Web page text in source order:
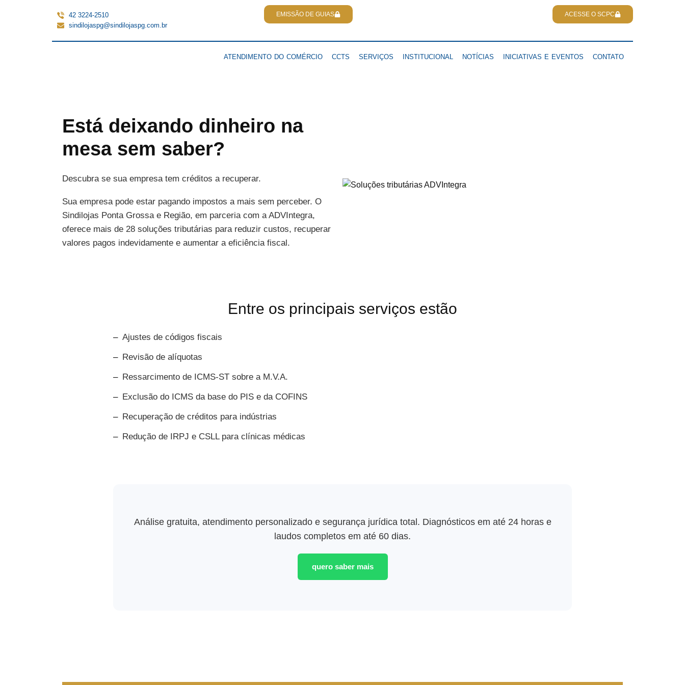
42 3224-2510
sindilojaspg@sindilojaspg.com.br
EMISSÃO DE GUIAS ACESSE O SCPC
ATENDIMENTO DO COMÉRCIO CCTS SERVIÇOS INSTITUCIONAL NOTÍCIAS INICIATIVAS E EVENTOS CONTATO
Está deixando dinheiro na
mesa sem saber?
Descubra se sua empresa tem créditos a recuperar.
Sua empresa pode estar pagando impostos a mais sem perceber. O
Sindilojas Ponta Grossa e Região, em parceria com a ADVIntegra,
oferece mais de 28 soluções tributárias para reduzir custos, recuperar
valores pagos indevidamente e aumentar a eficiência fiscal.
Entre os principais serviços estão
Ajustes de códigos fiscais
Revisão de alíquotas
Ressarcimento de ICMS-ST sobre a M.V.A.
Exclusão do ICMS da base do PIS e da COFINS
Recuperação de créditos para indústrias
Redução de IRPJ e CSLL para clínicas médicas
Análise gratuita, atendimento personalizado e segurança jurídica total. Diagnósticos em até 24 horas e
laudos completos em até 60 dias.
quero saber mais